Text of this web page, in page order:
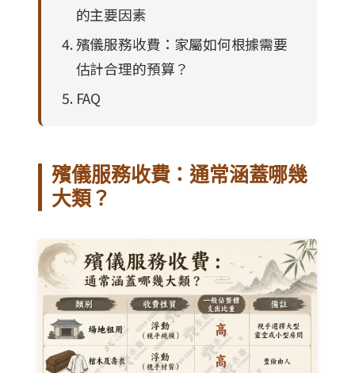
的主要因素
殯儀服務收費：家屬如何根據需要
估計合理的預算？
FAQ
殯儀服務收費：通常涵蓋哪幾
大類？